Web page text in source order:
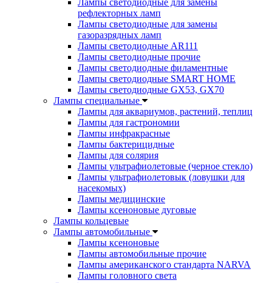
Лампы светодиодные для замены
рефлекторных ламп
Лампы светодиодные для замены
газоразрядных ламп
Лампы светодиодные AR111
Лампы светодиодные прочие
Лампы светодиодные филаментные
Лампы светодиодные SMART HOME
Лампы светодиодные GX53, GX70
Лампы специальные
Лампы для аквариумов, растений, теплиц
Лампы для гастрономии
Лампы инфракрасные
Лампы бактерицидные
Лампы для солярия
Лампы ультрафиолетовые (черное стекло)
Лампы ультрафиолетовык (ловушки для
насекомых)
Лампы медицинские
Лампы ксеноновые дуговые
Лампы кольцевые
Лампы автомобильные
Лампы ксеноновые
Лампы автомобильные прочие
Лампы американского стандарта NARVA
Лампы головного света